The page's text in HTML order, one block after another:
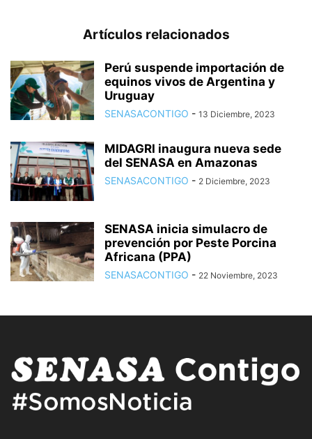
Artículos relacionados
Perú suspende importación de
equinos vivos de Argentina y
Uruguay
SENASACONTIGO - 13 Diciembre, 2023
MIDAGRI inaugura nueva sede
del SENASA en Amazonas
SENASACONTIGO - 2 Diciembre, 2023
SENASA inicia simulacro de
prevención por Peste Porcina
Africana (PPA)
SENASACONTIGO - 22 Noviembre, 2023